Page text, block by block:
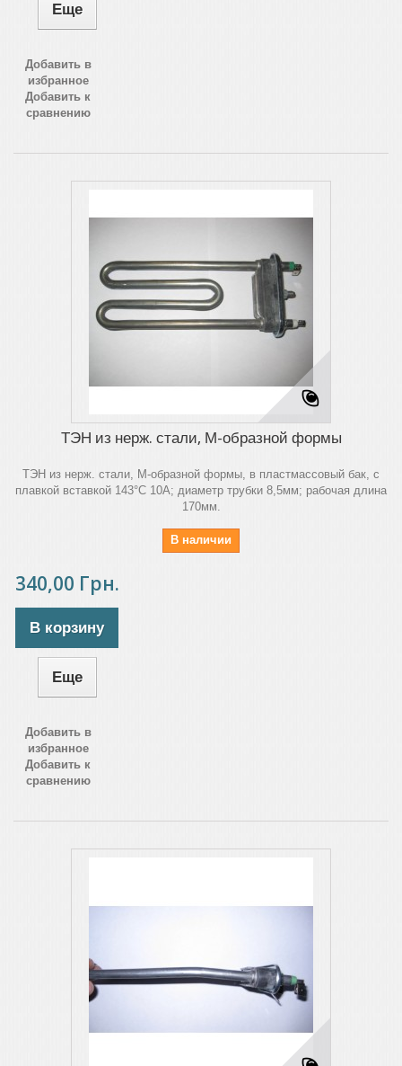
Еще
Добавить в
избранное
Добавить к
сравнению
ТЭН из нерж. стали, М-образной формы
ТЭН из нерж. стали, М-образной формы, в пластмассовый бак, с
плавкой вставкой 143°C 10A; диаметр трубки 8,5мм; рабочая длина
170мм.
В наличии
340,00 Грн.
В корзину
Еще
Добавить в
избранное
Добавить к
сравнению